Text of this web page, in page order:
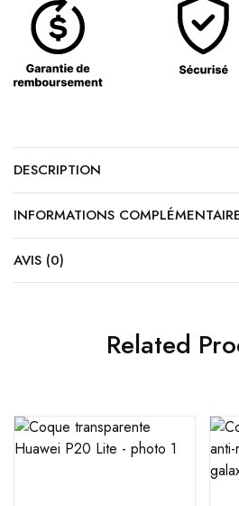
DESCRIPTION
INFORMATIONS
AVIS (0)
Related